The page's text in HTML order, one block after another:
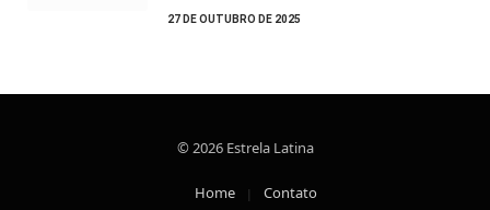
27 DE OUTUBRO DE 2025
© 2026 Estrela Latina
Home Contato